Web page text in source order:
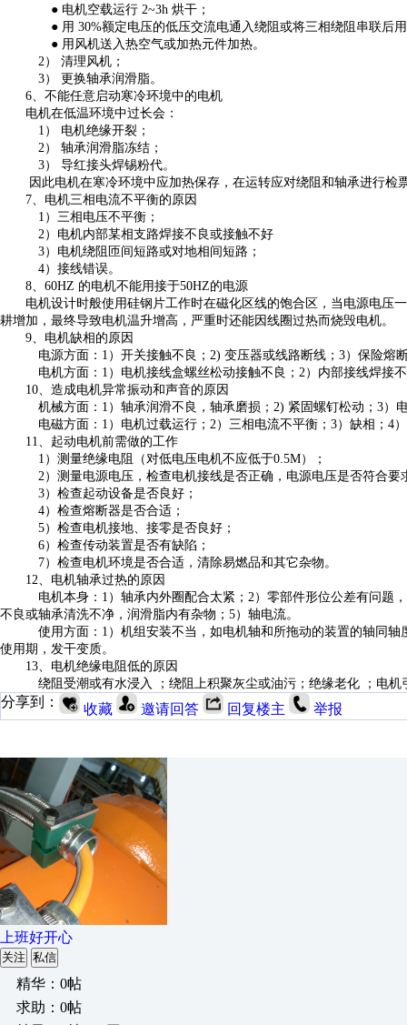
● 电机空载运行 2~3h 烘干；
● 用 30%额定电压的低压交流电通入绕阻或将三相绕阻串联后用
● 用风机送入热空气或加热元件加热。
2） 清理风机；
3） 更换轴承润滑脂。
6、不能任意启动寒冷环境中的电机
电机在低温环境中过长会：
1） 电机绝缘开裂；
2） 轴承润滑脂冻结；
3） 导红接头焊锡粉代。
因此电机在寒冷环境中应加热保存，在运转应对绕阻和轴承进行检
7、电机三相电流不平衡的原因
1）三相电压不平衡；
2）电机内部某相支路焊接不良或接触不好
3）电机绕阻匝间短路或对地相间短路；
4）接线错误。
8、60HZ 的电机不能用接于50HZ的电源
电机设计时般使用硅钢片工作时在磁化区线的饱合区，当电源电压
耕增加，最终导致电机温升增高，严重时还能因线圈过热而烧毁电机。
9、电机缺相的原因
电源方面：1）开关接触不良；2) 变压器或线路断线；3）保险熔
电机方面：1）电机接线盒螺丝松动接触不良；2）内部接线焊接
10、造成电机异常振动和声音的原因
机械方面：1）轴承润滑不良，轴承磨损；2) 紧固螺钉松动；3）
电磁方面：1）电机过载运行；2）三相电流不平衡；3）缺相；4
11、起动电机前需做的工作
1）测量绝缘电阻（对低电压电机不应低于0.5M）；
2）测量电源电压，检查电机接线是否正确，电源电压是否符合要
3）检查起动设备是否良好；
4）检查熔断器是否合适；
5）检查电机接地、接零是否良好；
6）检查传动装置是否有缺陷；
7）检查电机环境是否合适，清除易燃品和其它杂物。
12、电机轴承过热的原因
电机本身：1）轴承内外圈配合太紧；2）零部件形位公差有问题
不良或轴承清洗不净，润滑脂内有杂物；5）轴电流。
使用方面：1）机组安装不当，如电机轴和所拖动的装置的轴同
使用期，发干变质。
13、电机绝缘电阻低的原因
绕阻受潮或有水浸入 ；绕阻上积聚灰尘或油污；绝缘老化 ；电机
分享到： 收藏 邀请回答 回复楼主 举报
上班好开心
关注 私信
精华：0帖
求助：0帖